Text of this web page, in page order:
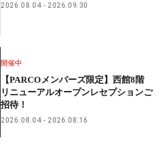
2026.08.04 2026.09.30
開催中
【PARCOメンバーズ限定】西館8階
リニューアルオープンレセプションご
招待！
2026.08.04 2026.08.16